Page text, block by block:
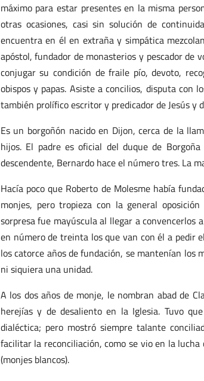
máximo para estar presentes en la misma
otras ocasiones, casi sin solución de
encuentra en él en extraña y simpática
apóstol, fundador de monasterios y pescador de
conjugar su condición de fraile pío, devoto,
obispos y papas. Asiste a concilios, disputa con
también prolífico escritor y predicador de Jesús y
Es un borgoñón nacido en Dijon, cerca de la
hijos. El padre es oficial del duque de
descendente, Bernardo hace el número tres. La
Hacía poco que Roberto de Molesme había
monjes, pero tropieza con la general
sorpresa fue mayúscula al llegar a convencerlos
en número de treinta los que van con él a pedir
los catorce años de fundación, se mantenían los
ni siquiera una unidad.
A los dos años de monje, le nombran abad de
herejías y de desaliento en la Iglesia. Tuvo
dialéctica; pero mostró siempre talante
facilitar la reconciliación, como se vio en la
(monjes blancos).